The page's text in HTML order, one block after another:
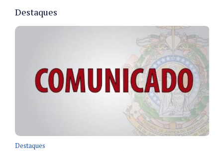
Destaques
Destaques